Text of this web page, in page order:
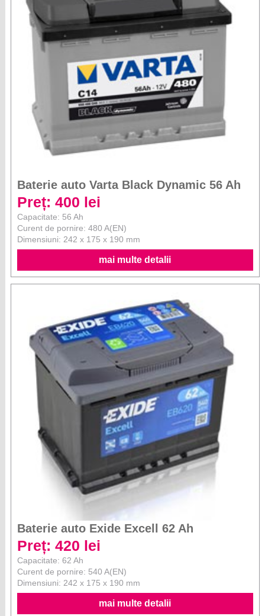
Baterie auto Varta Black Dynamic 56 Ah
Preț: 400 lei
Capacitate: 56 Ah
Curent de pornire: 480 A(EN)
Dimensiuni: 242 x 175 x 190 mm
mai multe detalii
Baterie auto Exide Excell 62 Ah
Preț: 420 lei
Capacitate: 62 Ah
Curent de pornire: 540 A(EN)
Dimensiuni: 242 x 175 x 190 mm
mai multe detalii